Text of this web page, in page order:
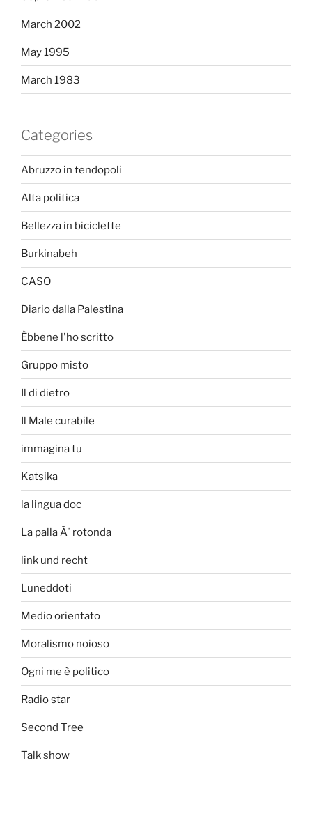
March 2002
May 1995
March 1983
Categories
Abruzzo in tendopoli
Alta politica
Bellezza in biciclette
Burkinabeh
CASO
Diario dalla Palestina
Èbbene l'ho scritto
Gruppo misto
Il di dietro
Il Male curabile
immagina tu
Katsika
la lingua doc
La palla Ã¨ rotonda
link und recht
Luneddoti
Medio orientato
Moralismo noioso
Ogni me è politico
Radio star
Second Tree
Talk show